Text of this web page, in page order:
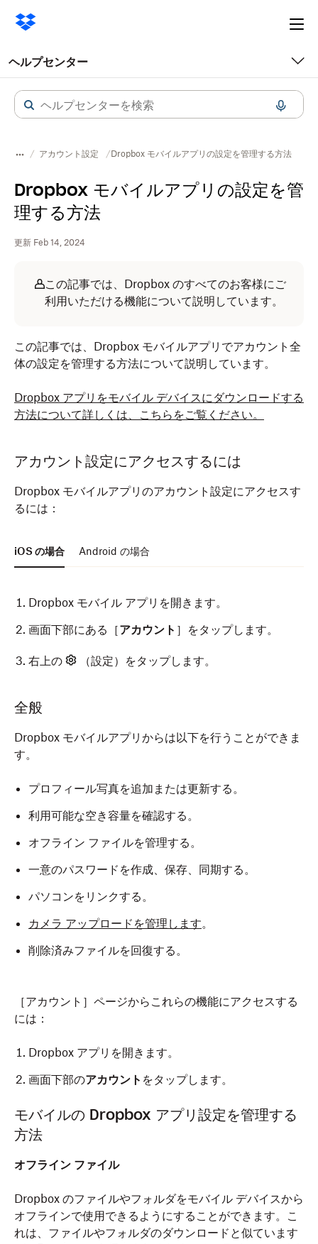
ヘルプセンター
アカウント設定 Dropbox モバイルアプリの設定を管理する方法
Dropbox モバイルアプリの設定を管
理する方法
更新 Feb 14, 2024
この記事では、Dropbox のすべてのお客様にご
利用いただける機能について説明しています。
この記事では、Dropbox モバイルアプリでアカウント全
体の設定を管理する方法について説明しています。
Dropbox アプリをモバイル デバイスにダウンロードする
方法について詳しくは、こちらをご覧ください。
アカウント設定にアクセスするには
Dropbox モバイルアプリのアカウント設定にアクセスす
るには：
iOS の場合 Android の場合
Dropbox モバイル アプリを開きます。
画面下部にある［アカウント ］をタップします。
右上の （設定）をタップします。
全般
Dropbox モバイルアプリからは以下を行うことができま
す。
プロフィール写真を追加または更新する。
利用可能な空き容量を確認する。
オフライン ファイルを管理する。
一意のパスワードを作成、保存、同期する。
パソコンをリンクする。
カメラ アップロードを管理します。
削除済みファイルを回復する。
［アカウント］ページからこれらの機能にアクセスする
には：
Dropbox アプリを開きます。
画面下部のアカウント をタップします。
モバイルの Dropbox アプリ設定を管理する
方法
オフライン ファイル
Dropbox のファイルやフォルダをモバイル デバイスから
オフラインで使用できるようにすることができます。こ
れは、ファイルやフォルダのダウンロードと似ています